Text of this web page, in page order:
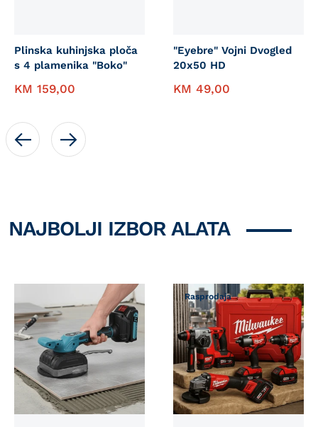
Plinska kuhinjska ploča
s 4 plamenika "Boko"
KM 159,00
"Eyebre" Vojni Dvogled
20x50 HD
KM 49,00
NAJBOLJI IZBOR ALATA
Rasprodaja